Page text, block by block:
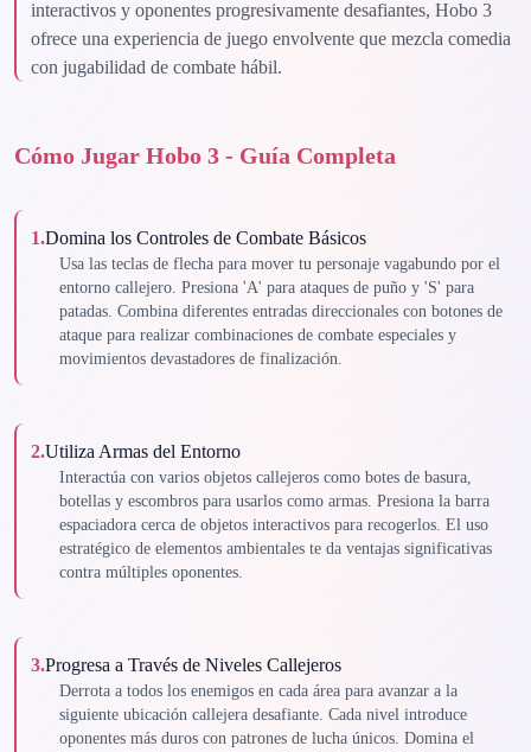
interactivos y oponentes progresivamente desafiantes, Hobo 3
ofrece una experiencia de juego envolvente que mezcla comedia
con jugabilidad de combate hábil.
Cómo Jugar Hobo 3 - Guía Completa
1.Domina los Controles de Combate Básicos
Usa las teclas de flecha para mover tu personaje vagabundo por el
entorno callejero. Presiona 'A' para ataques de puño y 'S' para
patadas. Combina diferentes entradas direccionales con botones de
ataque para realizar combinaciones de combate especiales y
movimientos devastadores de finalización.
2.Utiliza Armas del Entorno
Interactúa con varios objetos callejeros como botes de basura,
botellas y escombros para usarlos como armas. Presiona la barra
espaciadora cerca de objetos interactivos para recogerlos. El uso
estratégico de elementos ambientales te da ventajas significativas
contra múltiples oponentes.
3.Progresa a Través de Niveles Callejeros
Derrota a todos los enemigos en cada área para avanzar a la
siguiente ubicación callejera desafiante. Cada nivel introduce
oponentes más duros con patrones de lucha únicos. Domina el